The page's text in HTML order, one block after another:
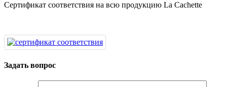
Сертификат соответствия на всю продукцию La Cachette
Задать вопрос